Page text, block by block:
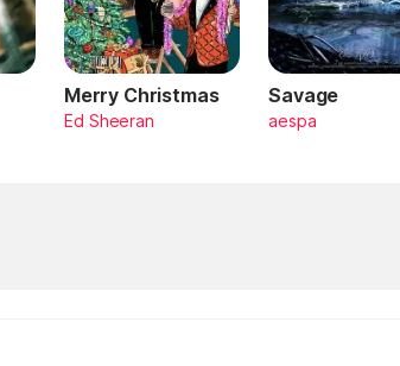
Merry Christmas
Ed Sheeran
Savage
aespa